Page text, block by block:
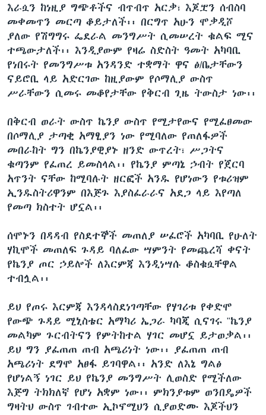
እራሷን ከነዚያ ግጭቶችና ብጥብጥ አርቃ፣ እጆቿን ሰብስባ
መቀመጥን መርጣ ቆይታለች፡፡ በርግጥ አሁን ሞቃዲሾ
ያለው የሽግግሩ ፌደራል መንግሥት ሲመሠረት ቁልፍ ሚና
ተጫውታለች፡፡ እንዲያውም የዛሬ ስድስት ዓመት አካባቢ
የነበሩት የመንግሥቱ አንዳንድ ተቋማት ዋና ፅ/ቤታቸውን
ናይሮቢ ላይ አድርገው ከዚያውም የሶማሊያ ውስጥ
ሥራቸውን ሲመሩ መቆየታቸው የቅርብ ጊዜ ትውስታ ነው፡፡
በቅርብ ወራት ውስጥ ኬንያ ውስጥ የሚታየውና የሚፈፀመው
በሶማሊያ ታጣቂ አማፂያን ነው የሚባለው የጠለፋዎች
መበራከት ግን በኬንያዊያኑ ዘንድ ውጥረት፣ ሥጋትና
ቁጣንም የፈጠረ ይመስላል፡፡ የኬንያ ምጣኔ ኃብት የጀርባ
አጥንት ናቸው ከሚባሉት ዘርፎች አንዱ የሆነውን የቱሪዝም
ኢንዱስትሪዋንም በእጅጉ እያስፈራራና አደጋ ላይ እየጣለ
የመጣ ክስተት ሆኗል፡፡
ሰሞኑን በዳዳብ የስደተኞች መጠለያ ሠፈሮች አካባቢ የሁለት
ሃኪሞች መጠለፍ ጉዳይ ባለፈው ሣምንት የመጨረሻ ቀናት
የኬንያ ጦር ኃይሎች ለእርምጃ እንዲነሣሱ ቆስቁሷቸዋል
ተብሏል፡፡
ይህ የጦሩ እርምጃ እንዳላስደነገጣቸው የሃገሪቱ የቀድሞ
የውጭ ጉዳይ ሚኒስቴር አማካሪ ኤጋራ ካባጂ ሲናገሩ "ኬንያ
መልካም ጉርብትናን የምትከተል ሃገር መሆኗ ይታወቃል፡፡
ይህ ግን ያፈጠጠ ጠብ አጫሪነት ነው፡፡ ያፈጠጠ ጠብ
አጫሪነት ደግሞ አፀፋ ይገባዋል፡፡ አንድ ለእኔ ግልፅ
የሆነልኝ ነገር ይህ የኬንያ መንግሥት ሊወስድ የሚችለው
እጅግ ትክክለኛ የሆነ አቋም ነው፡፡ ምክንያቱም ወንበዴዎች
ግዛትህ ውስጥ ገብተው ኢኮኖሚህን ሲያወድሙ እጆችህን